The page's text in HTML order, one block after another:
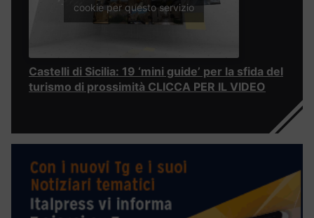
cookie per questo servizio
Castelli di Sicilia: 19 ‘mini guide’ per la sfida del
turismo di prossimità CLICCA PER IL VIDEO